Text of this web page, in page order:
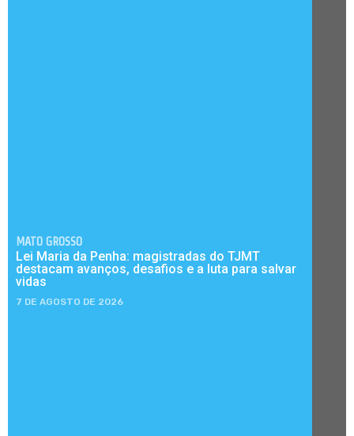
MATO GROSSO
Lei Maria da Penha: magistradas do TJMT
destacam avanços, desafios e a luta para salvar
vidas
7 DE AGOSTO DE 2026